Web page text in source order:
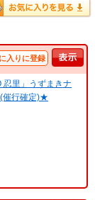
入りに登録
忍里」うずまきナ
催行確定)★